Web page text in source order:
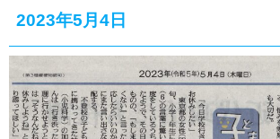
2023年5月4日